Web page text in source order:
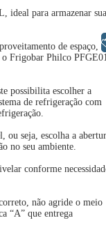
ideal para armazenar
de espaço,
o Frigobar Philco
possibilita escolher a
de refrigeração com
ou seja, escolha a
no seu ambiente.
conforme
não agride o meio
“A” que entrega
Libras